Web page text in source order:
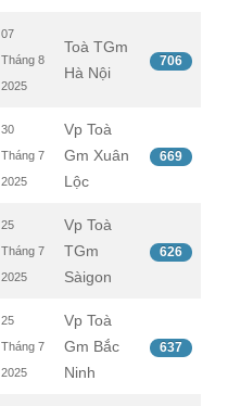
07
Tháng 8
2025
Toà TGm
Hà Nội
706
30
Tháng 7
2025
Vp Toà
Gm Xuân
Lộc
669
25
Tháng 7
2025
Vp Toà
TGm
Sàigon
626
25
Tháng 7
2025
Vp Toà
Gm Bắc
Ninh
637